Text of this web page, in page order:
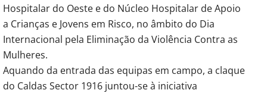
Hospitalar do Oeste e do Núcleo Hospitalar de Apoio
a Crianças e Jovens em Risco, no âmbito do Dia
Internacional pela Eliminação da Violência Contra as
Mulheres.
Aquando da entrada das equipas em campo, a claque
do Caldas Sector 1916 juntou-se à iniciativa